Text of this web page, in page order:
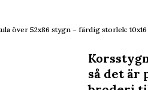
över 52x86 stygn – färdig storlek:
så det är